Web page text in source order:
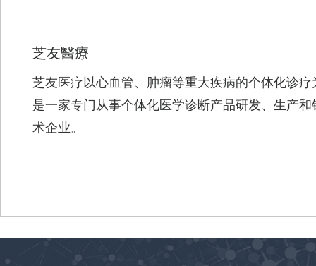
芝友醫療
芝友医疗以心血管、肿瘤等重大疾病的个体化诊疗
是一家专门从事个体化医学诊断产品研发、生产和
术企业。